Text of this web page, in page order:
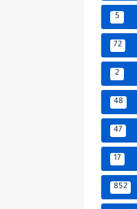
5
72
2
48
47
17
852